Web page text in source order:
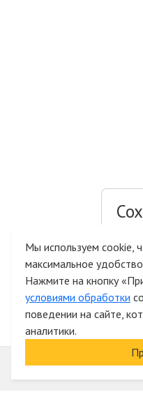
Мы используем cookie,
максимальное
Нажмите на кнопку
условиями обработки
поведении на сайте,
аналитики.